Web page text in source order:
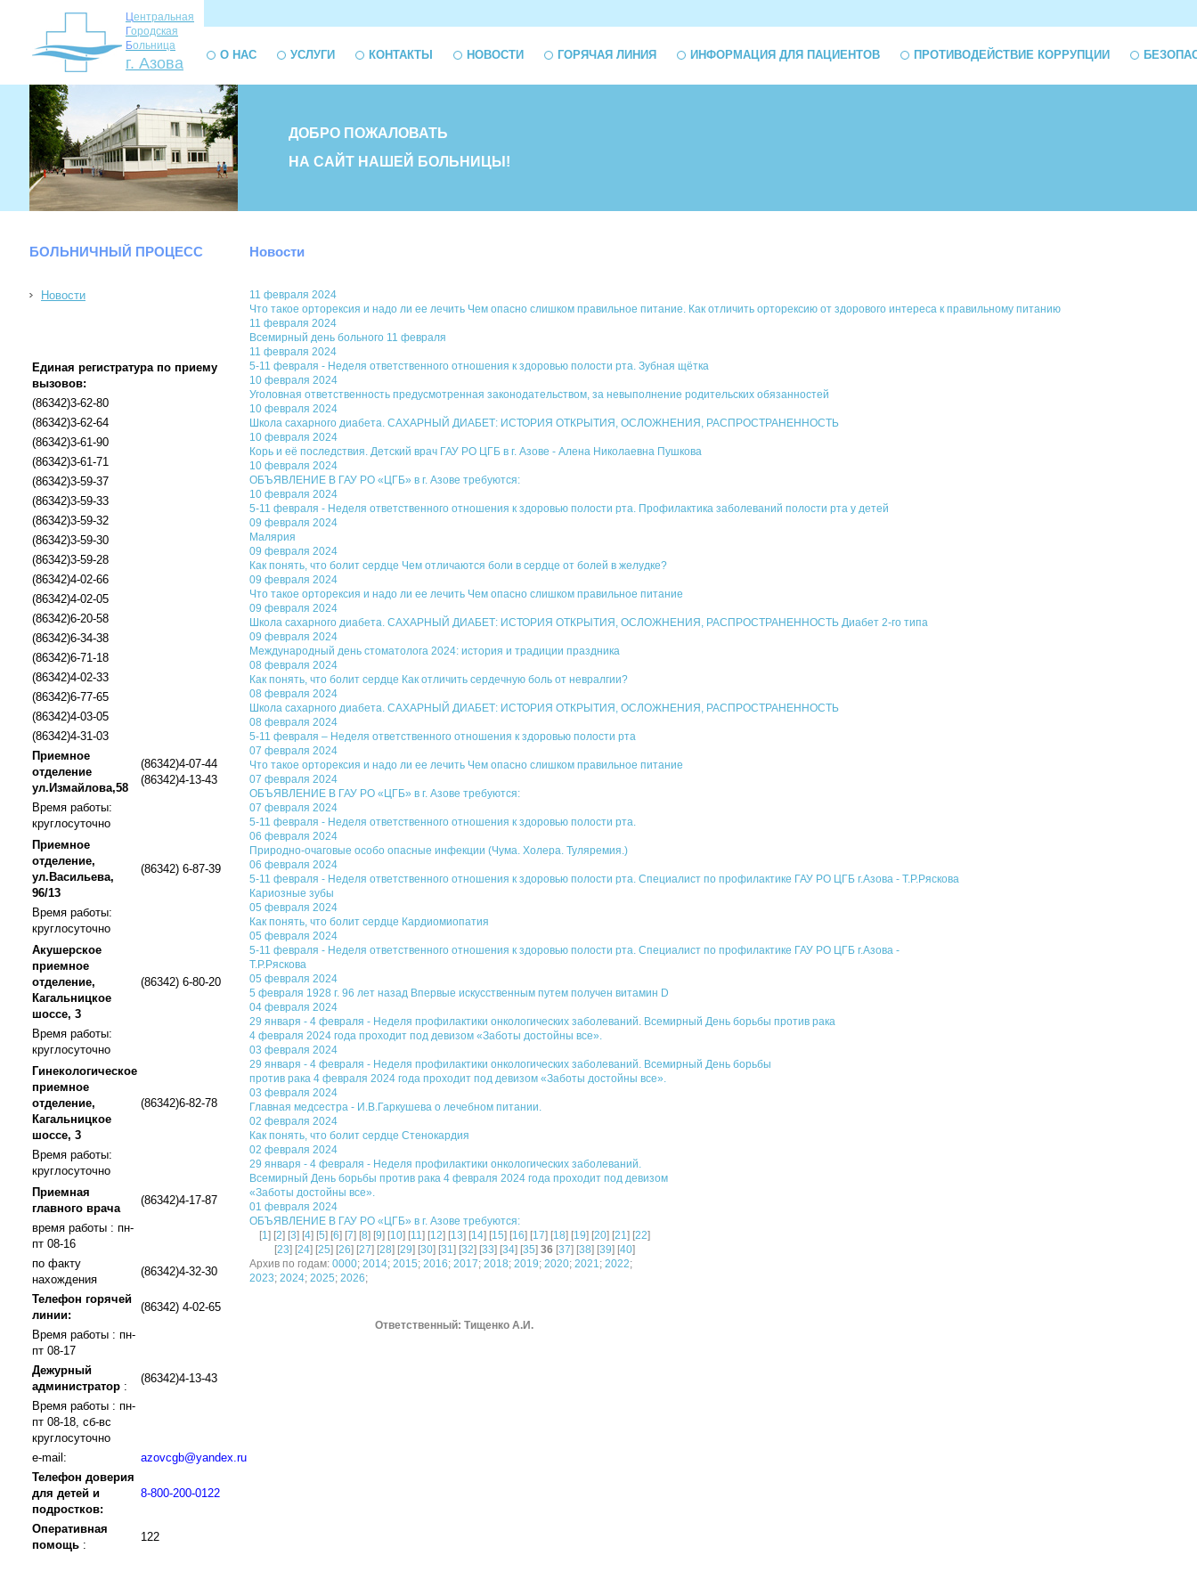
Центральная
Городская
Больница
г. Азова О НАС УСЛУГИ КОНТАКТЫ НОВОСТИ ГОРЯЧАЯ ЛИНИЯ ИНФОРМАЦИЯ ДЛЯ ПАЦИЕНТОВ ПРОТИВОДЕЙСТВИЕ КОРРУПЦИИ
ДОБРО ПОЖАЛОВАТЬ
НА САЙТ НАШЕЙ БОЛЬНИЦЫ!
БОЛЬНИЧНЫЙ ПРОЦЕСС
Новости
Единая регистратура по приему
вызовов:
(86342)3-62-80
(86342)3-62-64
(86342)3-61-90
(86342)3-61-71
(86342)3-59-37
(86342)3-59-33
(86342)3-59-32
(86342)3-59-30
(86342)3-59-28
(86342)4-02-66
(86342)4-02-05
(86342)6-20-58
(86342)6-34-38
(86342)6-71-18
(86342)4-02-33
(86342)6-77-65
(86342)4-03-05
(86342)4-31-03
Приемное
отделение
ул.Измайлова,58
(86342)4-07-44
(86342)4-13-43
Время работы:
круглосуточно
Приемное
отделение,
ул.Васильева,
96/13
(86342) 6-87-39
Время работы:
круглосуточно
Акушерское
приемное
отделение,
Кагальницкое
шоссе, 3
(86342) 6-80-20
Время работы:
круглосуточно
Гинекологическое
приемное
отделение,
Кагальницкое
шоссе, 3
(86342)6-82-78
Время работы:
круглосуточно
Приемная
главного врача
(86342)4-17-87
время работы : пн-
пт 08-16
по факту
нахождения
(86342)4-32-30
Телефон горячей
линии:
(86342) 4-02-65
Время работы : пн-
пт 08-17
Дежурный
администратор :
(86342)4-13-43
Время работы : пн-
пт 08-18, сб-вс
круглосуточно
e-mail:
azovcgb@yandex.ru
Телефон доверия
для детей и
подростков:
8-800-200-0122
Оперативная
помощь :
122
Новости
11 февраля 2024
Что такое орторексия и надо ли ее лечить Чем опасно слишком правильное питание. Как отличить орторексию от здорового интереса к правильному питанию
11 февраля 2024
Всемирный день больного 11 февраля
11 февраля 2024
5-11 февраля - Неделя ответственного отношения к здоровью полости рта. Зубная щётка
10 февраля 2024
Уголовная ответственность предусмотренная законодательством, за невыполнение родительских обязанностей
10 февраля 2024
Школа сахарного диабета. САХАРНЫЙ ДИАБЕТ: ИСТОРИЯ ОТКРЫТИЯ, ОСЛОЖНЕНИЯ, РАСПРОСТРАНЕННОСТЬ
10 февраля 2024
Корь и её последствия. Детский врач ГАУ РО ЦГБ в г. Азове - Алена Николаевна Пушкова
10 февраля 2024
ОБЪЯВЛЕНИЕ В ГАУ РО «ЦГБ» в г. Азове требуются:
10 февраля 2024
5-11 февраля - Неделя ответственного отношения к здоровью полости рта. Профилактика заболеваний полости рта у детей
09 февраля 2024
Малярия
09 февраля 2024
Как понять, что болит сердце Чем отличаются боли в сердце от болей в желудке?
09 февраля 2024
Что такое орторексия и надо ли ее лечить Чем опасно слишком правильное питание
09 февраля 2024
Школа сахарного диабета. САХАРНЫЙ ДИАБЕТ: ИСТОРИЯ ОТКРЫТИЯ, ОСЛОЖНЕНИЯ, РАСПРОСТРАНЕННОСТЬ Диабет 2-го типа
09 февраля 2024
Международный день стоматолога 2024: история и традиции праздника
08 февраля 2024
Как понять, что болит сердце Как отличить сердечную боль от невралгии?
08 февраля 2024
Школа сахарного диабета. САХАРНЫЙ ДИАБЕТ: ИСТОРИЯ ОТКРЫТИЯ, ОСЛОЖНЕНИЯ, РАСПРОСТРАНЕННОСТЬ
08 февраля 2024
5-11 февраля – Неделя ответственного отношения к здоровью полости рта
07 февраля 2024
Что такое орторексия и надо ли ее лечить Чем опасно слишком правильное питание
07 февраля 2024
ОБЪЯВЛЕНИЕ В ГАУ РО «ЦГБ» в г. Азове требуются:
07 февраля 2024
5-11 февраля - Неделя ответственного отношения к здоровью полости рта.
06 февраля 2024
Природно-очаговые особо опасные инфекции (Чума. Холера. Туляремия.)
06 февраля 2024
5-11 февраля - Неделя ответственного отношения к здоровью полости рта. Специалист по профилактике ГАУ РО ЦГБ г.Азова - Т.Р.Ряскова
Кариозные зубы
05 февраля 2024
Как понять, что болит сердце Кардиомиопатия
05 февраля 2024
5-11 февраля - Неделя ответственного отношения к здоровью полости рта. Специалист по профилактике ГАУ РО ЦГБ г.Азова -
Т.Р.Ряскова
05 февраля 2024
5 февраля 1928 г. 96 лет назад Впервые искусственным путем получен витамин D
04 февраля 2024
29 января - 4 февраля - Неделя профилактики онкологических заболеваний. Всемирный День борьбы против рака
4 февраля 2024 года проходит под девизом «Заботы достойны все».
03 февраля 2024
29 января - 4 февраля - Неделя профилактики онкологических заболеваний. Всемирный День борьбы
против рака 4 февраля 2024 года проходит под девизом «Заботы достойны все».
03 февраля 2024
Главная медсестра - И.В.Гаркушева о лечебном питании.
02 февраля 2024
Как понять, что болит сердце Стенокардия
02 февраля 2024
29 января - 4 февраля - Неделя профилактики онкологических заболеваний.
Всемирный День борьбы против рака 4 февраля 2024 года проходит под девизом
«Заботы достойны все».
01 февраля 2024
ОБЪЯВЛЕНИЕ В ГАУ РО «ЦГБ» в г. Азове требуются:
[1] [2] [3] [4] [5] [6] [7] [8] [9] [10] [11] [12] [13] [14] [15] [16] [17] [18] [19] [20] [21] [22]
[23] [24] [25] [26] [27] [28] [29] [30] [31] [32] [33] [34] [35] 36 [37] [38] [39] [40]
Архив по годам: 0000; 2014; 2015; 2016; 2017; 2018; 2019; 2020; 2021; 2022;
2023; 2024; 2025; 2026;
Ответственный: Тищенко А.И.